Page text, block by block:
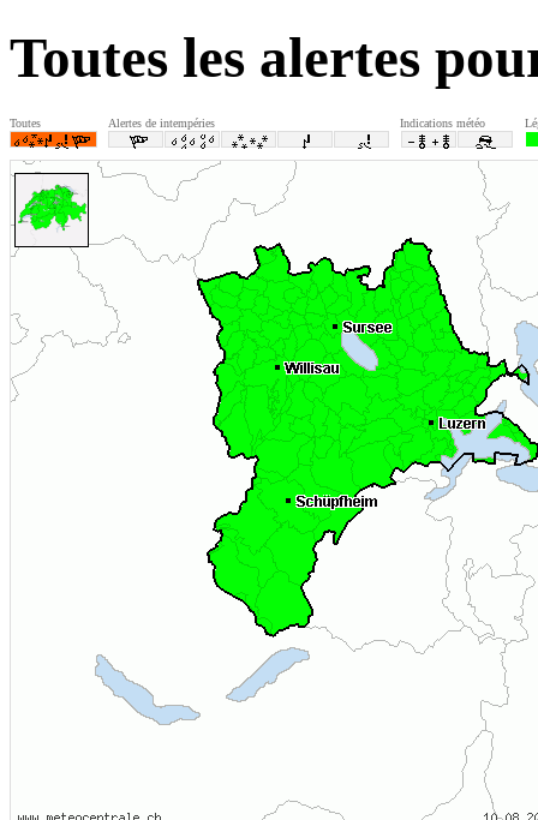
Toutes les alertes
Toutes Alertes de intempéries Indications météo